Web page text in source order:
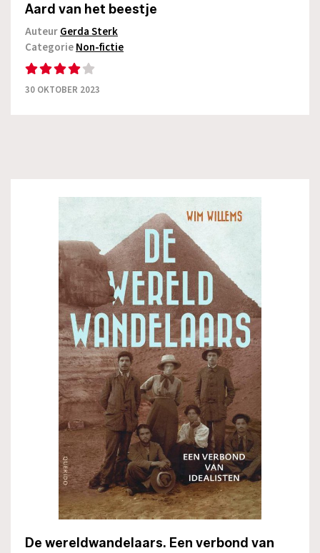
Aard van het beestje
AuteurGerda Sterk
CategorieNon-fictie
30 OKTOBER 2023
De wereldwandelaars. Een verbond van